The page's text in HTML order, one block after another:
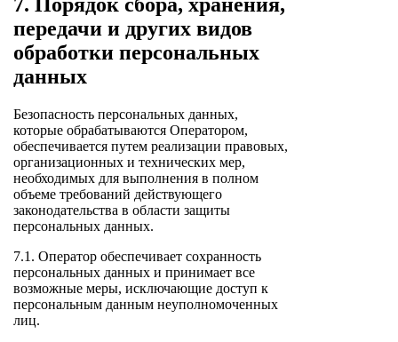
7. Порядок сбора, хранения,
передачи и других видов
обработки персональных
данных
Безопасность персональных данных,
которые обрабатываются Оператором,
обеспечивается путем реализации правовых,
организационных и технических мер,
необходимых для выполнения в полном
объеме требований действующего
законодательства в области защиты
персональных данных.
7.1. Оператор обеспечивает сохранность
персональных данных и принимает все
возможные меры, исключающие доступ к
персональным данным неуполномоченных
лиц.